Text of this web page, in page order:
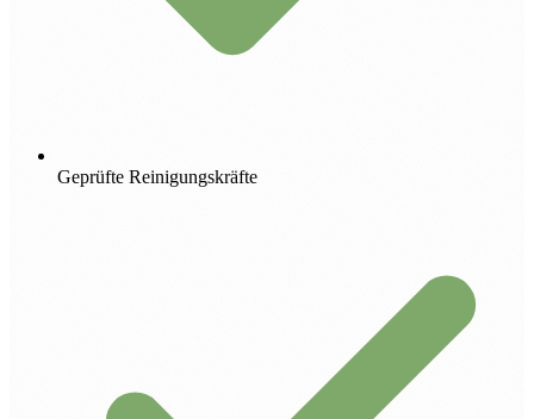
Geprüfte Reinigungskräfte